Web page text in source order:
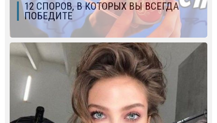
12 СПОРОВ, В КОТОРЫХ ВЫ ВСЕГДА
ПОБЕДИТЕ